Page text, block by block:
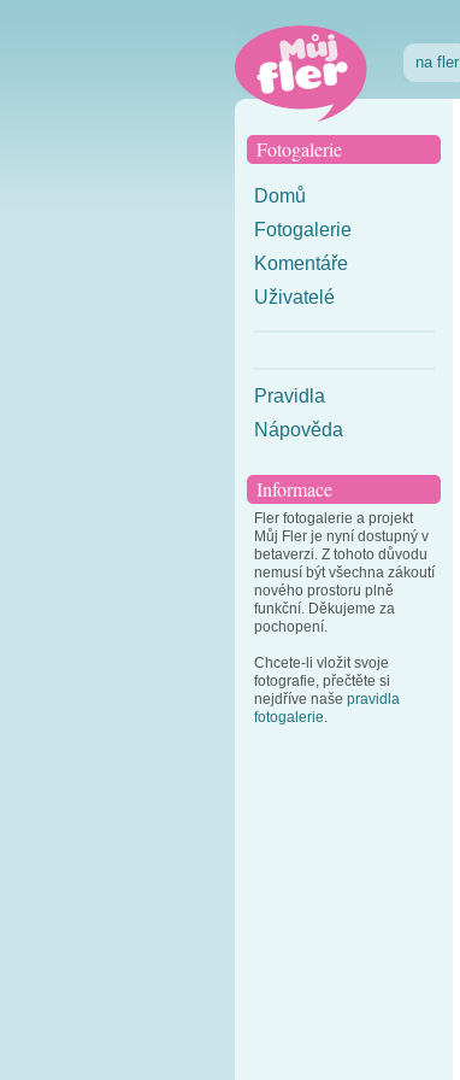
na fler
Fotogalerie
Domů
Fotogalerie
Komentáře
Uživatelé
Pravidla
Nápověda
Informace
Fler fotogalerie a projekt
Můj Fler je nyní dostupný v
betaverzi. Z tohoto důvodu
nemusí být všechna zákoutí
nového prostoru plně
funkční. Děkujeme za
pochopení.
Chcete-li vložit svoje
fotografie, přečtěte si
nejdříve naše pravidla
fotogalerie.